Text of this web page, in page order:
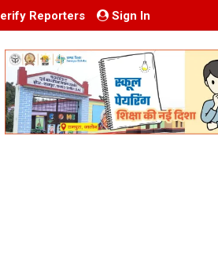
Reporters Sign In